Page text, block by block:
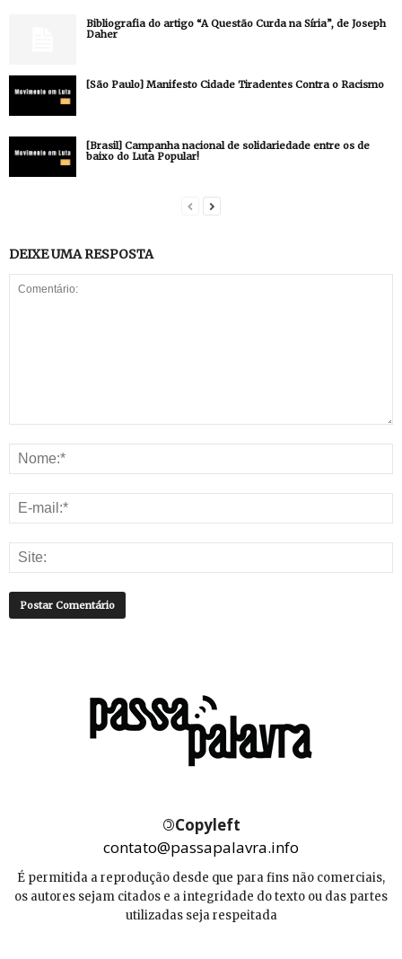
Bibliografia do artigo “A Questão Curda na Síria”, de Joseph
Daher
[São Paulo] Manifesto Cidade Tiradentes Contra o Racismo
[Brasil] Campanha nacional de solidariedade entre os de
baixo do Luta Popular!
DEIXE UMA RESPOSTA
©Copyleft
contato@passapalavra.info
É permitida a reprodução desde que para fins não comerciais,
os autores sejam citados e a integridade do texto ou das partes
utilizadas seja respeitada